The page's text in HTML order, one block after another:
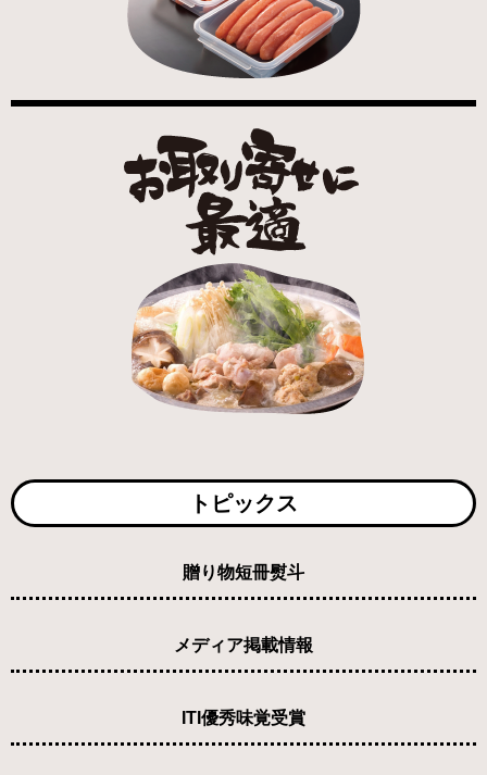
トピックス
贈り物短冊熨斗
メディア掲載情報
ITI優秀味覚受賞